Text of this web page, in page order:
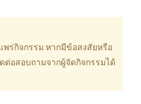
พร่กิจกรรม หากมีข้อสงสัยหรือ
ต่อสอบถามจากผู้จัดกิจกรรมได้